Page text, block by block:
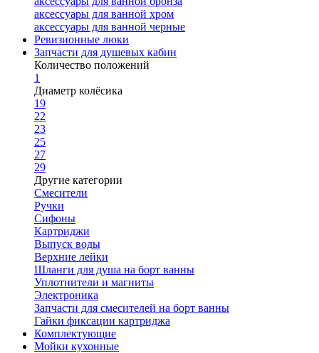
аксессуары для ванной хром
аксессуары для ванной черные
Ревизионные люки
Запчасти для душевых кабин
Количество положений
1
Диаметр колёсика
19
22
23
25
27
29
Другие категории
Смесители
Ручки
Сифоны
Картриджи
Выпуск воды
Верхние лейки
Шланги для душа на борт ванны
Уплотнители и магниты
Электроника
Запчасти для смесителей на борт ванны
Гайки фиксации картриджа
Комплектующие
Мойки кухонные